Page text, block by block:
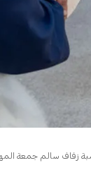
زفاف سالم جمعة